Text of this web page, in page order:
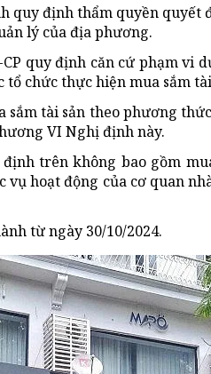
quy định thẩm quyền quyết
lý của địa phương.
quy định căn cứ phạm vi
tổ chức thực hiện mua sắm
sắm tài sản theo phương
VI Nghị định này.
trên không bao gồm
vụ hoạt động của cơ quan
từ ngày 30/10/2024.